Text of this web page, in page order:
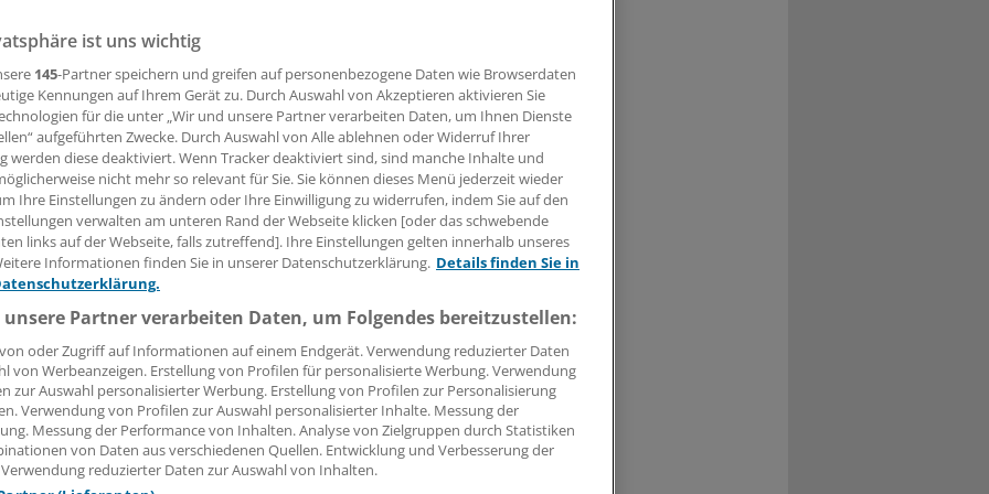
Notfall-Resolution
KBV-Vorstand und die bestätigte Vorsitzende der KBV-
(VV) haben angekündigt, künftig schärfer für die Belange der
Doch die VV geht noch nicht mit: In einer ersten Abstimmung fällt
Resolution durch.
Leserin, lieber Leser,
Beitrag können Sie lesen, sobald Sie sich eingeloggt haben.
vergessen?
Problem beim Login?
ist mit wenigen Klicks erledigt und kostenlos.
ist uns wichtig
145-Partner speichern und greifen auf personenbezogene Daten wie Browserdaten
Kennungen auf Ihrem Gerät zu. Durch Auswahl von Akzeptieren aktivieren Sie
für die unter „Wir und unsere Partner verarbeiten Daten, um Ihnen Dienste
aufgeführten Zwecke. Durch Auswahl von Alle ablehnen oder Widerruf Ihrer
werden diese deaktiviert. Wenn Tracker deaktiviert sind, sind manche Inhalte und
nicht mehr so relevant für Sie. Sie können dieses Menü jederzeit wieder
Ihre Einstellungen zu ändern oder Ihre Einwilligung zu widerrufen, indem Sie auf den
verwalten am unteren Rand der Webseite klicken [oder das schwebende
links auf der Webseite, falls zutreffend]. Ihre Einstellungen gelten innerhalb unseres
Informationen finden Sie in unserer Datenschutzerklärung. Details finden Sie in
Partner verarbeiten Daten, um Folgendes bereitzustellen:
oder Zugriff auf Informationen auf einem Endgerät. Verwendung reduzierter Daten
von Werbeanzeigen. Erstellung von Profilen für personalisierte Werbung. Verwendung
zur Auswahl personalisierter Werbung. Erstellung von Profilen zur Personalisierung
Verwendung von Profilen zur Auswahl personalisierter Inhalte. Messung der
Messung der Performance von Inhalten. Analyse von Zielgruppen durch Statistiken
von Daten aus verschiedenen Quellen. Entwicklung und Verbesserung der
reduzierter Daten zur Auswahl von Inhalten.